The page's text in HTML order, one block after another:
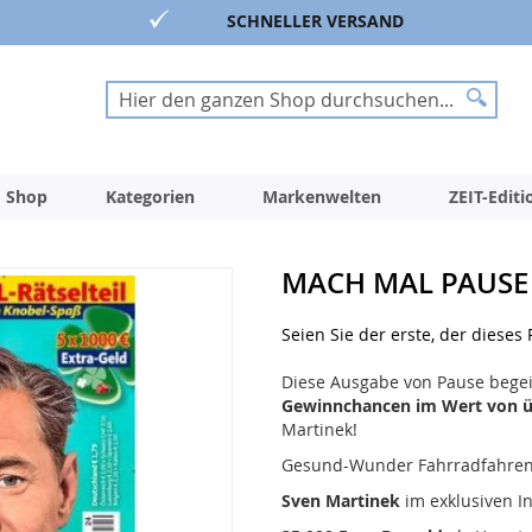
SCHNELLER VERSAND
Suche
Suche
Shop Kategorien Markenwelten ZEIT-
MACH MAL
Seien Sie der erste, der dieses
Diese Ausgabe von Pause
Gewinnchancen im Wert von
Martinek!
Gesund-Wunder
Sven Martinekim exklusiven